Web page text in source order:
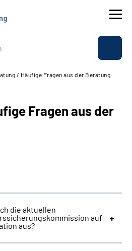
/ Häufige Fragen aus der Beratung
Fragen aus der
die aktuellen
auf
aus?